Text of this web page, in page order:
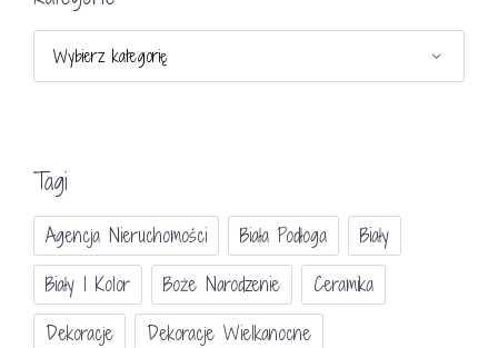
Tagi
Agencja Nieruchomości Biała Podłoga
Biały
Biały I Kolor
Boże Narodzenie
Ceramika
Dekoracje
Dekoracje Wielkanocne